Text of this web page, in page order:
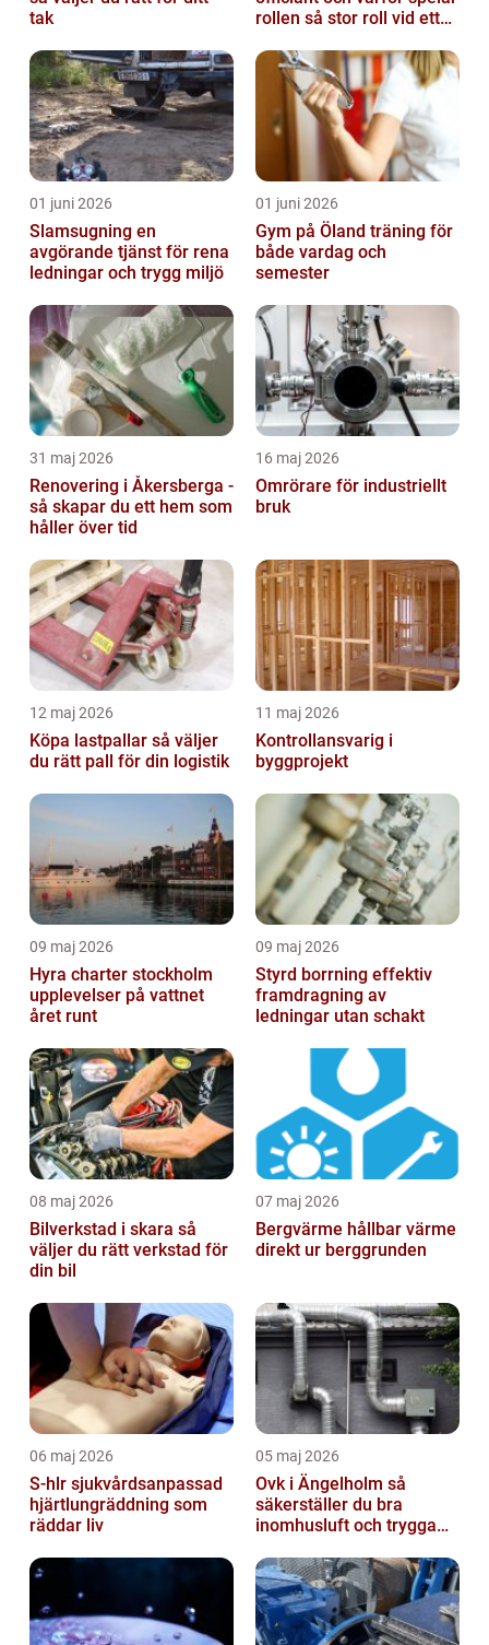
tak
rollen så stor roll vid ett
01 juni 2026
Slamsugning en
avgörande tjänst för rena
ledningar och trygg miljö
01 juni 2026
Gym på Öland träning för
både vardag och
semester
31 maj 2026
Renovering i Åkersberga -
så skapar du ett hem som
håller över tid
16 maj 2026
Omrörare för industriellt
bruk
12 maj 2026
Köpa lastpallar så väljer
du rätt pall för din logistik
11 maj 2026
Kontrollansvarig i
byggprojekt
09 maj 2026
Hyra charter stockholm
upplevelser på vattnet
året runt
09 maj 2026
Styrd borrning effektiv
framdragning av
ledningar utan schakt
08 maj 2026
Bilverkstad i skara så
väljer du rätt verkstad för
din bil
07 maj 2026
Bergvärme hållbar värme
direkt ur berggrunden
06 maj 2026
S-hlr sjukvårdsanpassad
hjärtlungräddning som
räddar liv
05 maj 2026
Ovk i Ängelholm så
säkerställer du bra
inomhusluft och trygga